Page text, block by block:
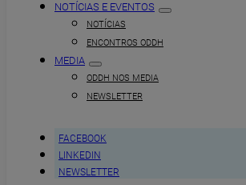
NOTÍCIAS E EVENTOS
NOTÍCIAS
ENCONTROS ODDH
MEDIA
ODDH NOS MEDIA
NEWSLETTER
FACEBOOK
LINKEDIN
NEWSLETTER